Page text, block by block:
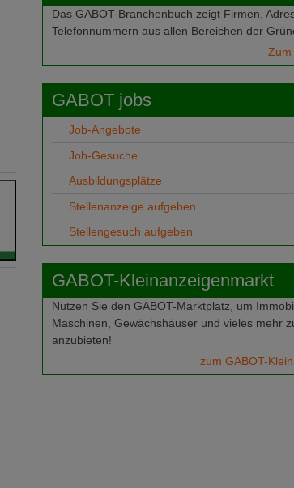
Das GABOT-Branchenbuch zeigt Firmen,
Telefonnummern aus allen Bereichen der
Zum
GABOT jobs
Job-Angebote
Job-Gesuche
Ausbildungsplätze
Stellenanzeige aufgeben
Stellengesuch aufgeben
GABOT-Kleinanzeigenmarkt
Nutzen Sie den GABOT-Marktplatz, um
Maschinen, Gewächshäuser und vieles mehr
anzubieten!
zum GABOT-